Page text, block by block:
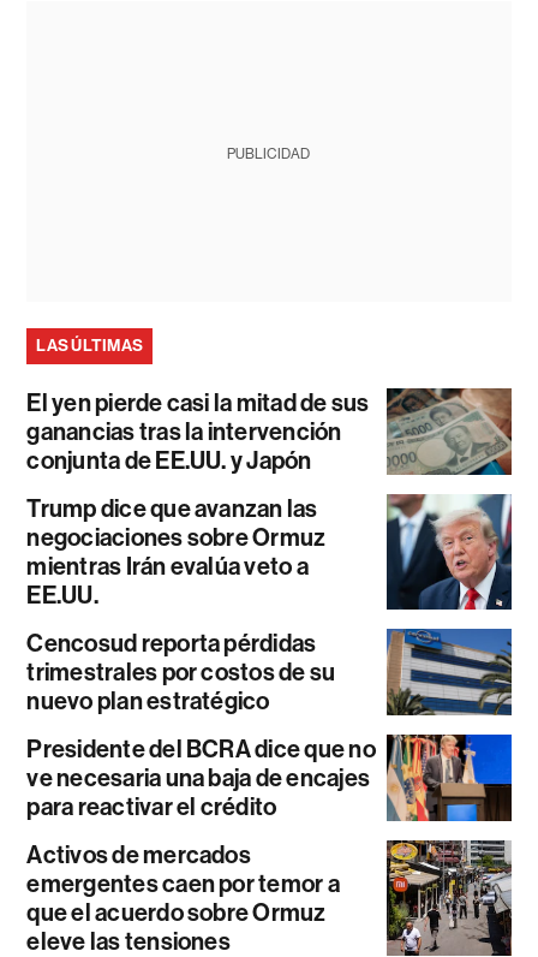
PUBLICIDAD
LAS ÚLTIMAS
El yen pierde casi la mitad de sus
ganancias tras la intervención
conjunta de EE.UU. y Japón
Trump dice que avanzan las
negociaciones sobre Ormuz
mientras Irán evalúa veto a
EE.UU.
Cencosud reporta pérdidas
trimestrales por costos de su
nuevo plan estratégico
Presidente del BCRA dice que no
ve necesaria una baja de encajes
para reactivar el crédito
Activos de mercados
emergentes caen por temor a
que el acuerdo sobre Ormuz
eleve las tensiones